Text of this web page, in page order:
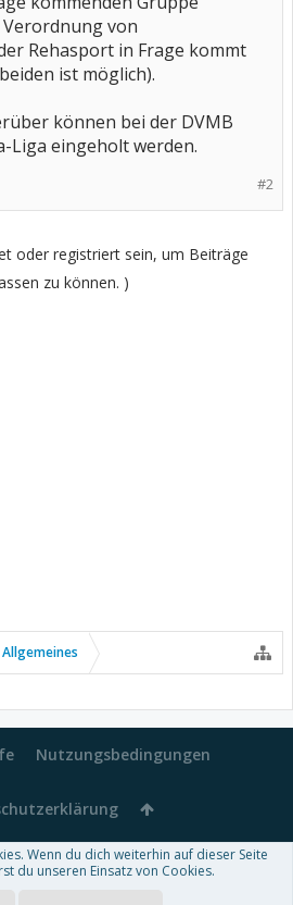
von
Rehasport in Frage kommt
ist möglich).
können bei der DVMB
Liga eingeholt werden.
#2
oder registriert sein, um Beiträge
zu können. )
Nutzungsbedingungen
XenForo™-Deutsch von xenDach
Wenn du dich weiterhin auf dieser Seite
du unseren Einsatz von Cookies.